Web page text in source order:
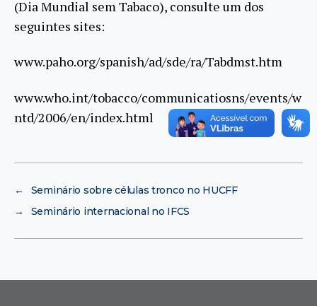
(Dia Mundial sem Tabaco), consulte um dos
seguintes sites:
www.paho.org/spanish/ad/sde/ra/Tabdmst.htm
www.who.int/tobacco/communicatiosns/events/w
ntd/2006/en/index.html
←
Seminário sobre células tronco no HUCFF
→
Seminário internacional no IFCS